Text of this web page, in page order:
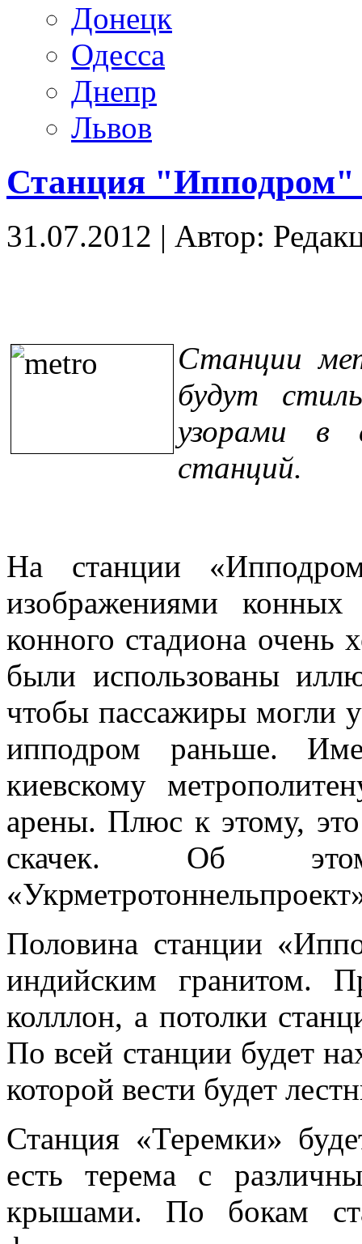
Донецк
Одесса
Днепр
Львов
Станция "Ипподром"
31.07.2012 | Автор:
Станции
будут
узорами в
станций.
На станции
изображениями
конного стадиона очень
были использованы
чтобы пассажиры могли
ипподром раньше.
киевскому
арены. Плюс к этому,
скачек. Об
Половина станции
индийским гранитом.
колллон, а потолки
По всей станции будет
которой вести будет
Станция «Теремки»
есть терема с
крышами. По бокам